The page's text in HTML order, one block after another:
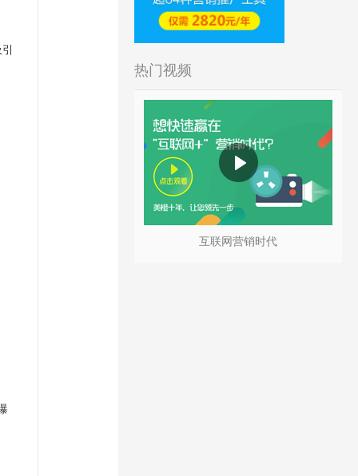
热门视频
互联网营销时代